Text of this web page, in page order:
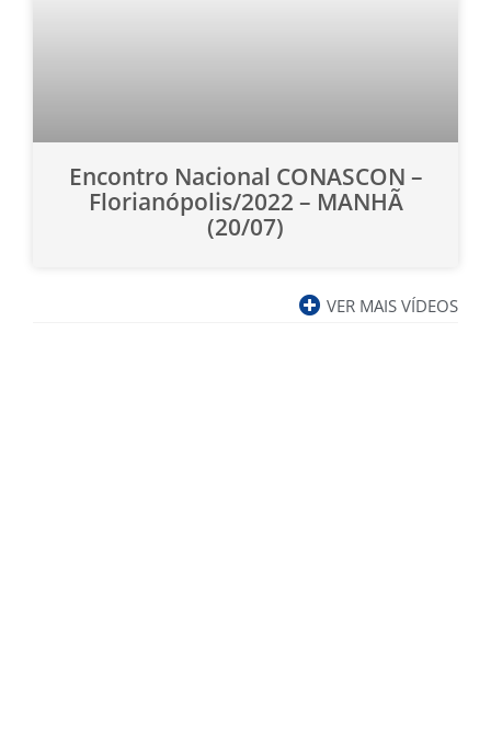
Encontro Nacional CONASCON –
Florianópolis/2022 – MANHÃ
(20/07)
VER MAIS VÍDEOS